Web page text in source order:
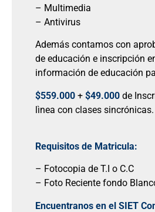
– Multimedia
– Antivirus
Además contamos con
de educación e inscripción
información de educación
$559.000 + $49.000 de
lìnea con clases sincrónicas.
Requisitos de Matricula:
– Fotocopia de T.I o C.C
– Foto Reciente fondo
Encuentranos en el SIET